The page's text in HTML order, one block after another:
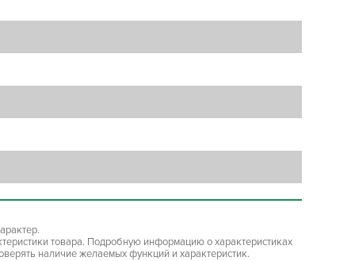
товара. Подробную информацию о характеристиках
наличие желаемых функций и характеристик.